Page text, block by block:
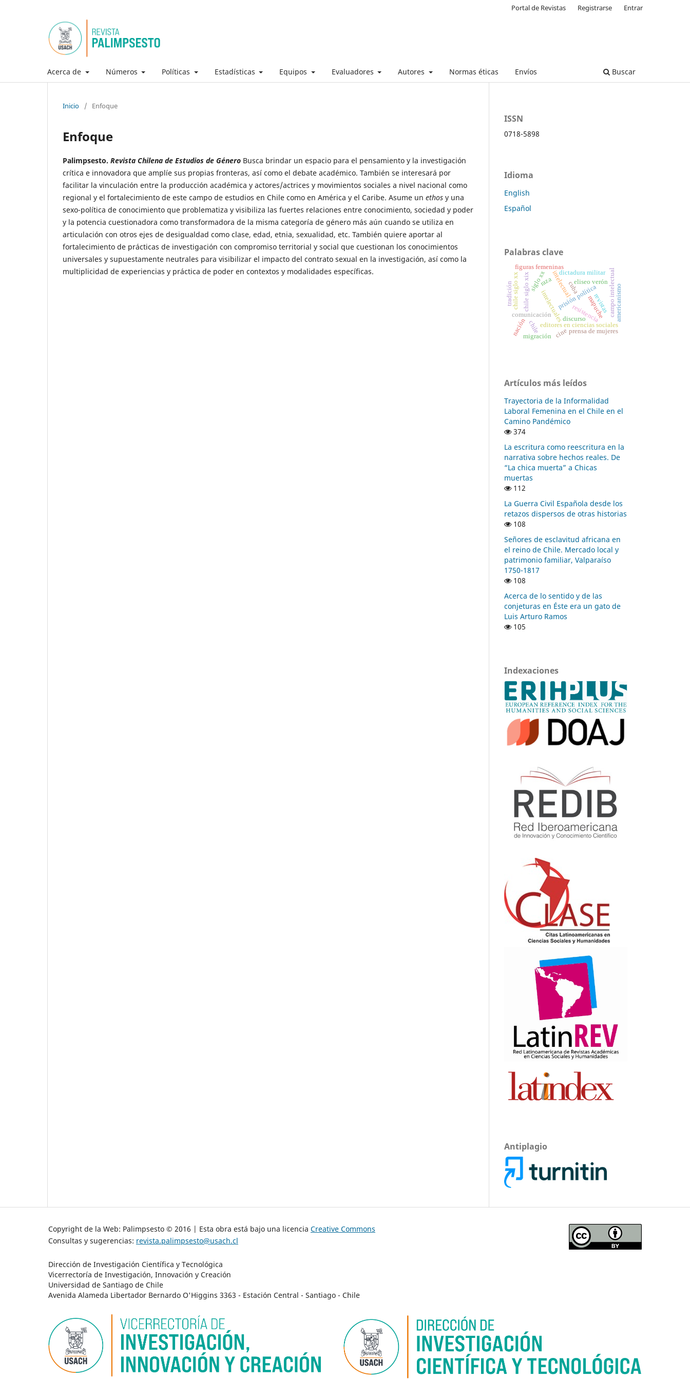
Acerca de Números Políticas Estadísticas Equipos Evaluadores Autores Normas éticas Envíos Buscar
Portal de Revistas Registrarse Entrar
Inicio / Enfoque
Enfoque
Palimpsesto. Revista Chilena de Estudios de Género Busca brindar un espacio para el pensamiento y la investigación
crítica e innovadora que amplíe sus propias fronteras, así como el debate académico. También se interesará por
facilitar la vinculación entre la producción académica y actores/actrices y movimientos sociales a nivel nacional como
regional y el fortalecimiento de este campo de estudios en Chile como en América y el Caribe. Asume un ethos y una
sexo-política de conocimiento que problematiza y visibiliza las fuertes relaciones entre conocimiento, sociedad y poder
y la potencia cuestionadora como transformadora de la misma categoría de género más aún cuando se utiliza en
articulación con otros ejes de desigualdad como clase, edad, etnia, sexualidad, etc. También quiere aportar al
fortalecimiento de prácticas de investigación con compromiso territorial y social que cuestionan los conocimientos
universales y supuestamente neutrales para visibilizar el impacto del contrato sexual en la investigación, así como la
multiplicidad de experiencias y práctica de poder en contextos y modalidades específicas.
ISSN
0718-5898
Idioma
English
Español
Palabras clave
intelectuales
editores en ciencias sociales
comunicación
eliseo verón
intelectualprisión política
dictadura militar
resistencia campo intelectual
figuras femeninas
prensa de mujeres
chile siglo xixsiglo xx
chile
raza
mapuche
chile siglo xx revistas
nación
cuba americanismo
discurso
cine
migración
tradición
Artículos más leídos
Trayectoria de la Informalidad
Laboral Femenina en el Chile en el
Camino Pandémico
374
La escritura como reescritura en la
narrativa sobre hechos reales. De
“La chica muerta” a Chicas
muertas
112
La Guerra Civil Española desde los
retazos dispersos de otras historias
108
Señores de esclavitud africana en
el reino de Chile. Mercado local y
patrimonio familiar, Valparaíso
1750-1817
108
Acerca de lo sentido y de las
conjeturas en Éste era un gato de
Luis Arturo Ramos
105
Indexaciones
Antiplagio
Copyright de la Web: Palimpsesto © 2016 | Esta obra está bajo una licencia Creative Commons
Consultas y sugerencias: revista.palimpsesto@usach.cl
Dirección de Investigación Científica y Tecnológica
Vicerrectoría de Investigación, Innovación y Creación
Universidad de Santiago de Chile
Avenida Alameda Libertador Bernardo O'Higgins 3363 - Estación Central - Santiago - Chile